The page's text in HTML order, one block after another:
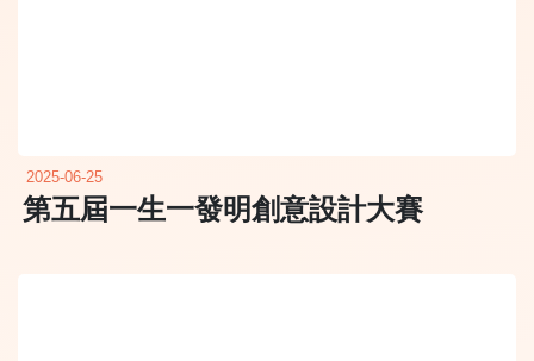
2025-06-25
第五屆一生一發明創意設計大賽